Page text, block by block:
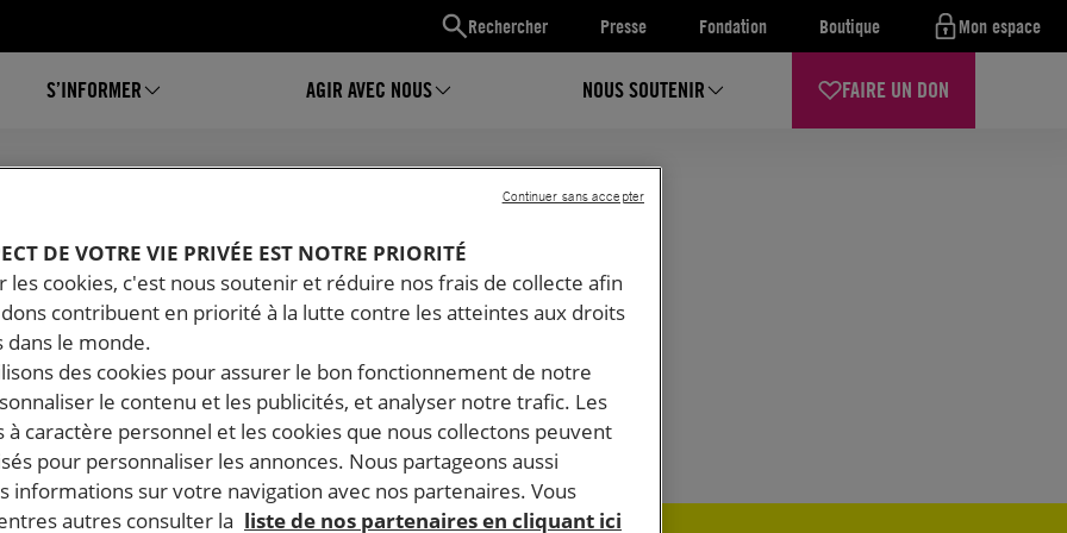
Rechercher Presse Fondation Boutique Mon espace
S’INFORMER AGIR AVEC NOUS NOUS SOUTENIR FAIRE UN DON
AGIR AVEC NOUS
DE VOTRE VIE PRIVÉE EST NOTRE PRIORITÉ
les cookies, c'est nous soutenir et réduire nos frais de collecte afin
contribuent en priorité à la lutte contre les atteintes aux droits
dans le monde.
des cookies pour assurer le bon fonctionnement de notre
le contenu et les publicités, et analyser notre trafic. Les
à caractère personnel et les cookies que nous collectons peuvent
pour personnaliser les annonces. Nous partageons aussi
informations sur votre navigation avec nos partenaires. Vous
autres consulter la liste de nos partenaires en cliquant ici
Continuer sans accepter